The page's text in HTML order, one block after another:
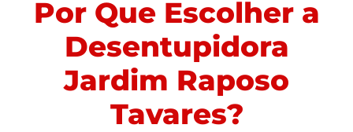
Por Que Escolher a
Desentupidora
Jardim Raposo
Tavares?